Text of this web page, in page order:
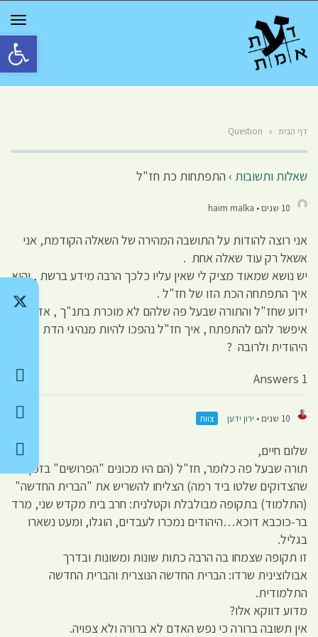
פתח
דף הבית »
Question
שאלות ותשובות › התפתחות כת חז"ל
10 שנים • haim malka
אני רוצה להודות על התושבה המהירה של השאלה הקודמת, אני
אשאל רק עוד שאלה אחת .
יש נושא שמאוד מציק לי שאין עליו כלכך הרבה מידע ברשת , והוא
איך התפתחה הכת הזו של חז"ל .
ידוע שחז"ל והתורה שבעל פה שלהם לא מוכרת בתנ"ך , אז מה
איפשר להם להתפתח , איך חז"ל נהפכו להיות מנהיגי הדת
היהודית ולרובה ?
1 Answers
10 שנים • ירון ידען צוות
שלום חיים,
תורה שבעל פה כלומר, חז"ל (הם היו מכונים "הפרושים" בזמן
שהצדוקים שלטו ביד רמה) הצליחו להשריש את "הברית החדשה"
(התלמוד) בתקופה מבולבלת וקטלנית: חרב בית מקדש שני, מרד
בר-כוכבא דוכא…היהודים נמכרו לעבדים, הוגלו, ומעט נשארו
בגליל.
זו תקופה שצמחו בה הרבה כתות שונות ומשונות ובדרך
אבולוצינית שרדו: הברית החדשה הנוצרית והברית החדשה
התלמודית.
מדוע דווקא אלו?
אין תשובה ברורה כי נפש האדם לא ברורה ולא צפויה.